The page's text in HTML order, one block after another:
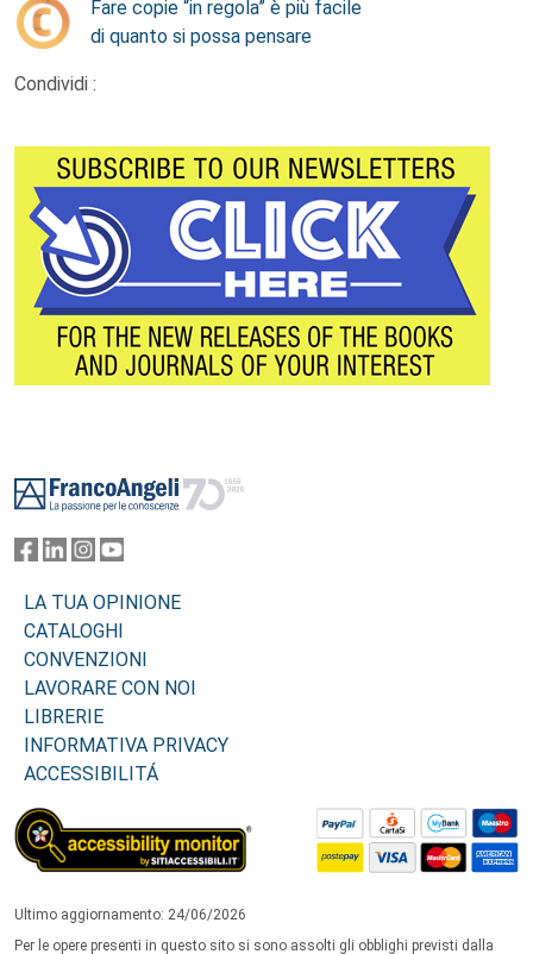
Fare copie “in regola” è più facile
di quanto si possa pensare
Condividi :
LA TUA OPINIONE
CATALOGHI
CONVENZIONI
LAVORARE CON NOI
LIBRERIE
INFORMATIVA PRIVACY
ACCESSIBILITÁ
Ultimo aggiornamento: 24/06/2026
Per le opere presenti in questo sito si sono assolti gli obblighi previsti dalla